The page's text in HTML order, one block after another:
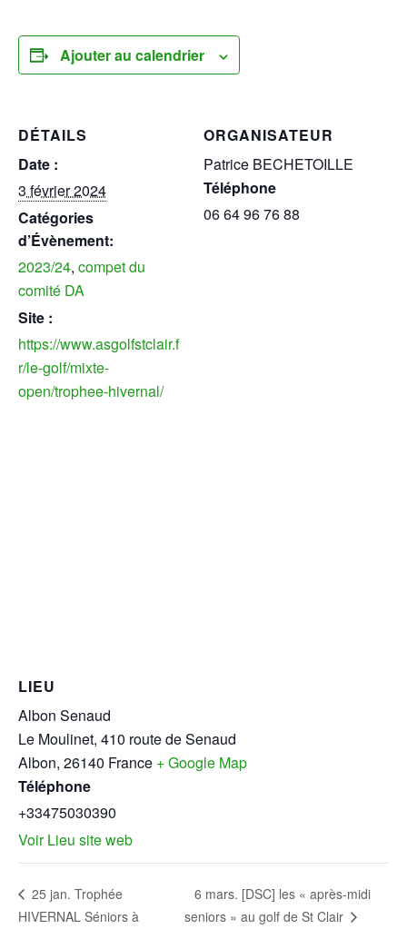
Ajouter au calendrier
DÉTAILS
Date :
3 février 2024
Catégories
d’Évènement:
2023/24, compet du
comité DA
Site :
https://www.asgolfstclair.f
r/le-golf/mixte-
open/trophee-hivernal/
ORGANISATEUR
Patrice BECHETOILLE
Téléphone
06 64 96 76 88
LIEU
Albon Senaud
Le Moulinet, 410 route de Senaud
Albon, 26140 France + Google Map
Téléphone
+33475030390
Voir Lieu site web
25 jan. Trophée
HIVERNAL Séniors à
6 mars. [DSC] les « après-midi
seniors » au golf de St Clair